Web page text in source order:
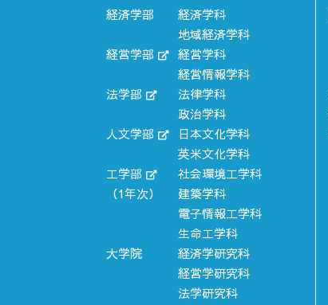
経済学部
経済学科
地域経済学科
経営学部
経営学科
経営情報学科
法学部
法律学科
政治学科
人文学部
日本文化学科
英米文化学科
工学部
（1年次）
社会環境工学科
建築学科
電子情報工学科
生命工学科
大学院
経済学研究科
経営学研究科
法学研究科